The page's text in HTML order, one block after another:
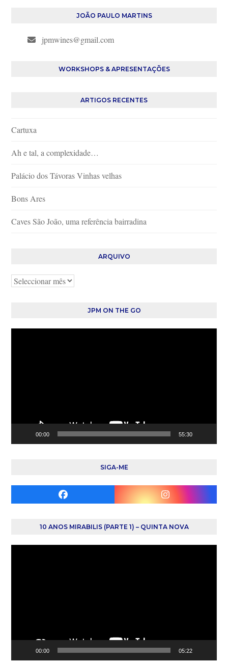
JOÃO PAULO MARTINS
jpmwines@gmail.com
WORKSHOPS & APRESENTAÇÕES
ARTIGOS RECENTES
Cartuxa
Ah e tal, a complexidade…
Palácio dos Távoras Vinhas velhas
Bons Ares
Caves São João, uma referência bairradina
ARQUIVO
Arquivo
JPM ON THE GO
00:00 55:30
SIGA-ME
Facebook Instagram
10 ANOS MIRABILIS (PARTE 1) – QUINTA NOVA
00:00 05:22